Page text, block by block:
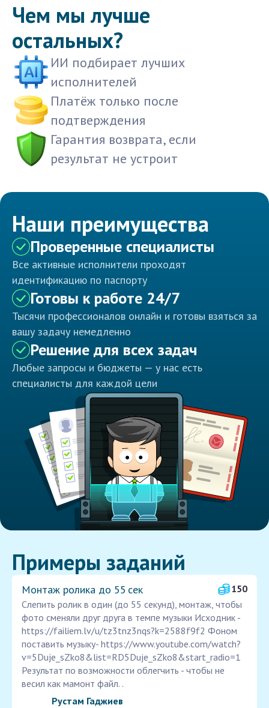
Чем мы лучше
остальных?
ИИ подбирает лучших
исполнителей
Платёж только после
подтверждения
Гарантия возврата, если
результат не устроит
Наши преимущества
Проверенные специалисты
Все активные исполнители проходят
идентификацию по паспорту
Готовы к работе 24/7
Тысячи профессионалов онлайн и готовы взяться за
вашу задачу немедленно
Решение для всех задач
Любые запросы и бюджеты — у нас есть
специалисты для каждой цели
Примеры заданий
Монтаж ролика до 55 сек
150
Cлепить ролик в один (до 55 секунд), монтаж, чтобы
фото сменяли друг друга в темпе музыки Исходник -
https://failiem.lv/u/tz3tnz3nqs?k=2588f9f2 Фоном
поставить музыку- https://www.youtube.com/watch?
v=5Duje_sZko8&list=RD5Duje_sZko8&start_radio=1
Результат по возможности облегчить - чтобы не
весил как мамонт файл. .
Рустам Гаджиев